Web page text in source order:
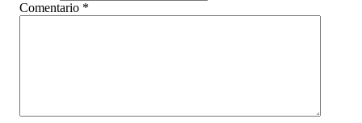
Comentario *